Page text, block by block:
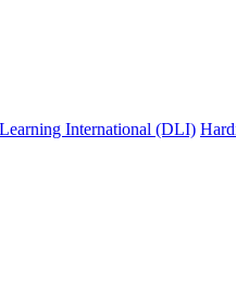
International (DLI)